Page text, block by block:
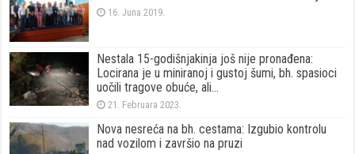
16. Juna 2019.
Nestala 15-godišnjakinja još nije pronađena:
Locirana je u miniranoj i gustoj šumi, bh. spasioci
uočili tragove obuće, ali…
21. Februara 2023.
Nova nesreća na bh. cestama: Izgubio kontrolu
nad vozilom i završio na pruzi